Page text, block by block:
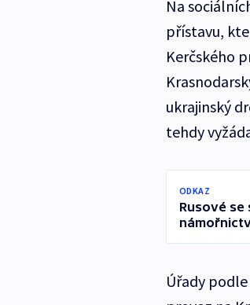
Na
přístavu,
Kerčského
ukrajinský
tehdy
ODKAZ
Rusové
Úřady